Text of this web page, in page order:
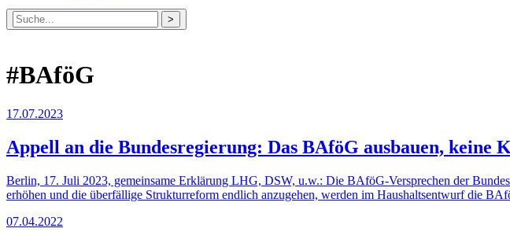
Suche
nach:
#BAföG
17.07.2023
Appell an die Bundesregierung: Das BAföG ausbauen, keine
Berlin, 17. Juli 2023, gemeinsame Erklärung LHG, DSW, u.w.: Die BAföG-Versprechen der
erhöhen und die überfällige Strukturreform endlich anzugehen, werden im Haushaltsentwurf die
07.04.2022